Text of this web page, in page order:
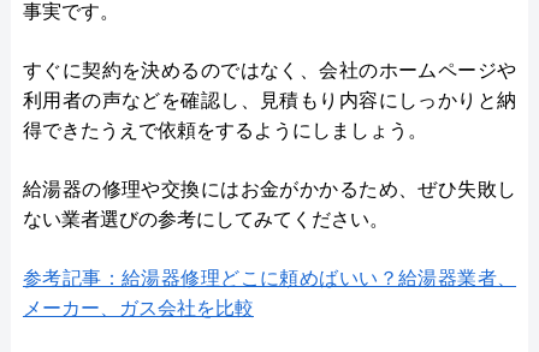
事実です。
すぐに契約を決めるのではなく、会社のホームページや
利用者の声などを確認し、見積もり内容にしっかりと納
得できたうえで依頼をするようにしましょう。
給湯器の修理や交換にはお金がかかるため、ぜひ失敗し
ない業者選びの参考にしてみてください。
参考記事：給湯器修理どこに頼めばいい？給湯器業者、
メーカー、ガス会社を比較